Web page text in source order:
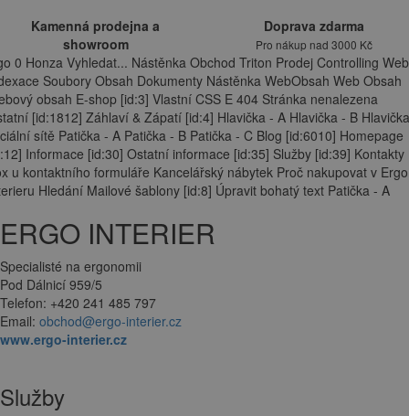
Kamenná prodejna a
showroom
Doprava zdarma
Pro nákup nad 3000 Kč
0 Honza Vyhledat... Nástěnka Obchod Triton Prodej Controlling Web
Soubory Obsah Dokumenty Nástěnka WebObsah Web Obsah
obsah E-shop [id:3] Vlastní CSS E 404 Stránka nenalezena
[id:1812] Záhlaví & Zápatí [id:4] Hlavička - A Hlavička - B
sítě Patička - A Patička - B Patička - C Blog [id:6010] Homepage
Informace [id:30] Ostatní informace [id:35] Služby [id:39] Kontakty
u kontaktního formuláře Kancelářský nábytek Proč nakupovat v Ergo
Hledání Mailové šablony [id:8] Úpravit bohatý text Patička - A
ERGO INTERIER
Specialisté na ergonomii
Pod Dálnicí 959/5
Telefon: +420 241 485 797
Email: obchod@ergo-interier.cz
www.ergo-interier.cz
Služby